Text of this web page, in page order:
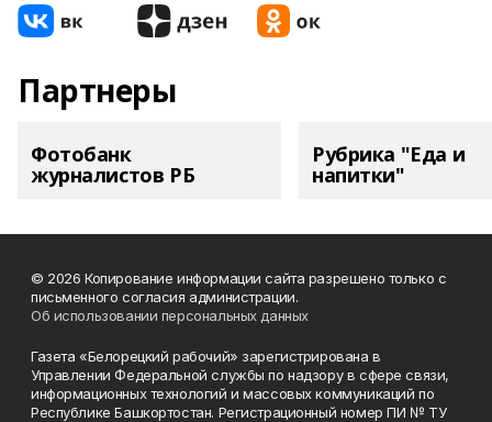
Партнеры
Фотобанк
журналистов РБ
Рубрика "Еда и
напитки"
© 2026 Копирование информации сайта разрешено только с
письменного согласия администрации.
Об использовании персональных данных
Газета «Белорецкий рабочий» зарегистрирована в
Управлении Федеральной службы по надзору в сфере связи,
информационных технологий и массовых коммуникаций по
Республике Башкортостан. Регистрационный номер ПИ № ТУ